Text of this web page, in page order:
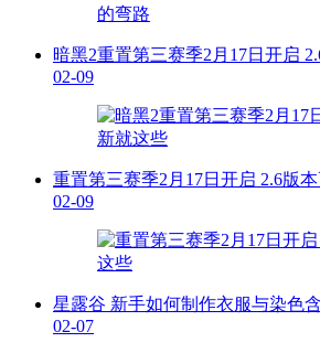
暗黑2重置第三赛季2月17日开启
02-09
重置第三赛季2月17日开启 2.6版
02-09
星露谷 新手如何制作衣服与染色
02-07